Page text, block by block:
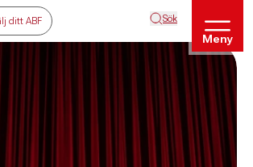
ditt ABF Sök
Meny